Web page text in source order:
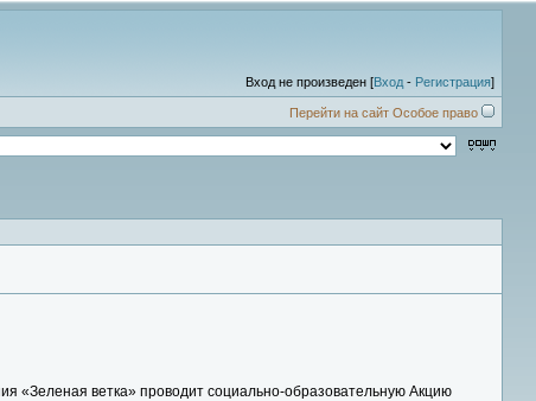
Вход не произведен [Вход - Регистрация]
Перейти на сайт Особое право
«Зеленая ветка» проводит социально-образовательную Акцию